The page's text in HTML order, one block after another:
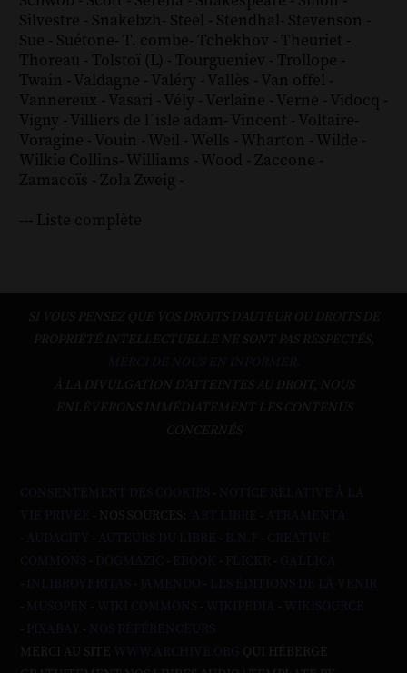
Silvestre - Snakebzh- Steel - Stendhal- Stevenson -
Sue - Suétone- T. combe- Tchekhov - Theuriet -
Thoreau - Tolstoï (L) - Tourgueniev - Trollope -
Twain - Valdagne - Valéry - Vallès - Van offel -
Vannereux - Vasari - Vély - Verlaine - Verne - Vidocq -
Vigny - Villiers de l´isle adam- Vincent - Voltaire-
Voragine - Vouin - Weil - Wells - Wharton - Wilde -
Wilkie Collins- Williams - Wood - Zaccone -
Zamacoïs - Zola Zweig -
--- Liste complète